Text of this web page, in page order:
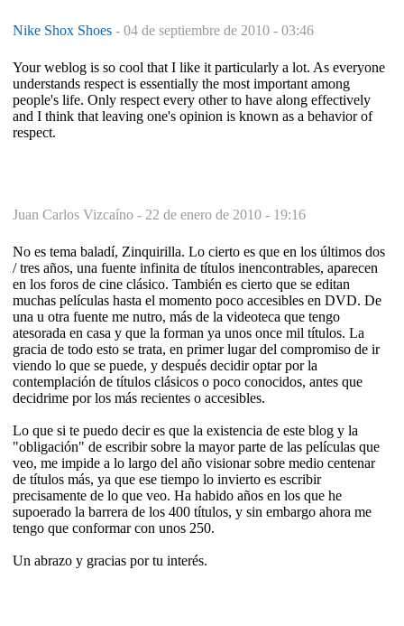
Nike Shox Shoes - 04 de septiembre de 2010 - 03:46
Your weblog is so cool that I like it particularly a lot. As everyone
understands respect is essentially the most important among
people's life. Only respect every other to have along effectively
and I think that leaving one's opinion is known as a behavior of
respect.
Juan Carlos Vizcaíno - 22 de enero de 2010 - 19:16
No es tema baladí, Zinquirilla. Lo cierto es que en los últimos dos
/ tres años, una fuente infinita de títulos inencontrables, aparecen
en los foros de cine clásico. También es cierto que se editan
muchas películas hasta el momento poco accesibles en DVD. De
una u otra fuente me nutro, más de la videoteca que tengo
atesorada en casa y que la forman ya unos once mil títulos. La
gracia de todo esto se trata, en primer lugar del compromiso de ir
viendo lo que se puede, y después decidir optar por la
contemplación de títulos clásicos o poco conocidos, antes que
decidrime por los más recientes o accesibles.
Lo que si te puedo decir es que la existencia de este blog y la
"obligación" de escribir sobre la mayor parte de las películas que
veo, me impide a lo largo del año visionar sobre medio centenar
de títulos más, ya que ese tiempo lo invierto es escribir
precisamente de lo que veo. Ha habido años en los que he
supoerado la barrera de los 400 títulos, y sin embargo ahora me
tengo que conformar con unos 250.
Un abrazo y gracias por tu interés.